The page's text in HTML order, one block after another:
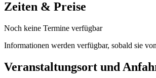
Zeiten & Preise
Noch keine Termine verfügbar
Informationen werden verfügbar, sobald sie
Veranstaltungsort und